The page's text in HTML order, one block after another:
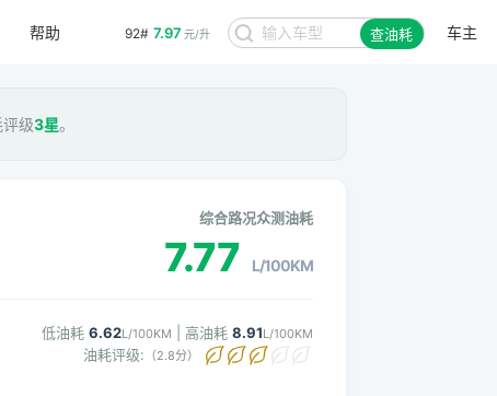
92# 7.97 元/升 查油耗 车主
帮助
级3星。
综合路况众测油耗
7.77 L/100KM
低油耗 6.62L/100KM | 高油耗 8.91L/100KM
油耗评级: （2.8分）